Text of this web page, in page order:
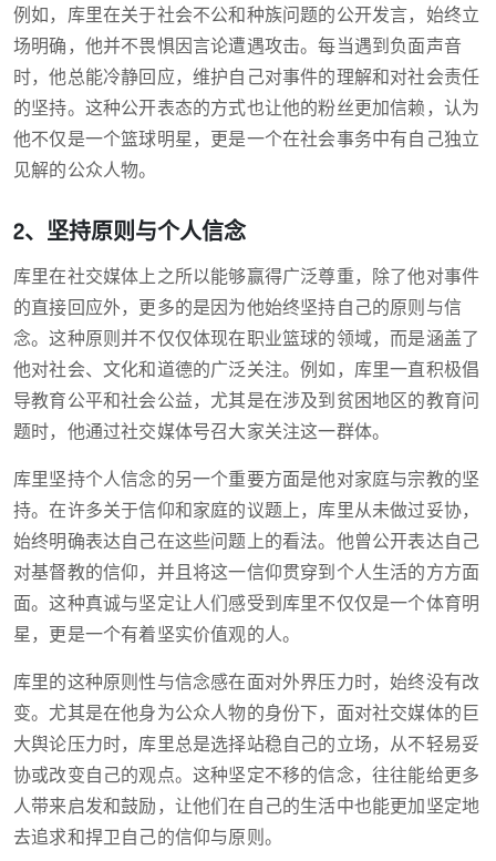
例如，库里在关于社会不公和种族问题的公开发言，始终立
场明确，他并不畏惧因言论遭遇攻击。每当遇到负面声音
时，他总能冷静回应，维护自己对事件的理解和对社会责任
的坚持。这种公开表态的方式也让他的粉丝更加信赖，认为
他不仅是一个篮球明星，更是一个在社会事务中有自己独立
见解的公众人物。
2、坚持原则与个人信念
库里在社交媒体上之所以能够赢得广泛尊重，除了他对事件
的直接回应外，更多的是因为他始终坚持自己的原则与信
念。这种原则并不仅仅体现在职业篮球的领域，而是涵盖了
他对社会、文化和道德的广泛关注。例如，库里一直积极倡
导教育公平和社会公益，尤其是在涉及到贫困地区的教育问
题时，他通过社交媒体号召大家关注这一群体。
库里坚持个人信念的另一个重要方面是他对家庭与宗教的坚
持。在许多关于信仰和家庭的议题上，库里从未做过妥协，
始终明确表达自己在这些问题上的看法。他曾公开表达自己
对基督教的信仰，并且将这一信仰贯穿到个人生活的方方面
面。这种真诚与坚定让人们感受到库里不仅仅是一个体育明
星，更是一个有着坚实价值观的人。
库里的这种原则性与信念感在面对外界压力时，始终没有改
变。尤其是在他身为公众人物的身份下，面对社交媒体的巨
大舆论压力时，库里总是选择站稳自己的立场，从不轻易妥
协或改变自己的观点。这种坚定不移的信念，往往能给更多
人带来启发和鼓励，让他们在自己的生活中也能更加坚定地
去追求和捍卫自己的信仰与原则。